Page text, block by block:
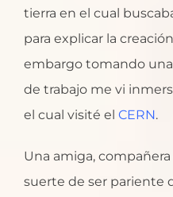
tierra en el cual
para explicar la
embargo tomando
de trabajo me vi
el cual visité el CERN.
Una amiga,
suerte de ser pariente